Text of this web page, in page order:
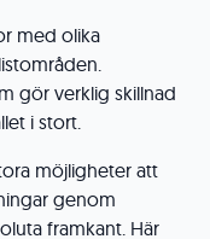
med olika
gör verklig skillnad
i stort.
möjligheter att
genom
framkant. Här